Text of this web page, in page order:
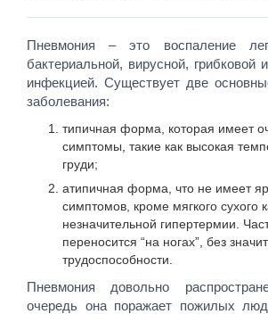
Пневмония – это воспаление
бактериальной, вирусной, грибковой
инфекцией. Существует две
заболевания:
типичная форма, которая имеет
симптомы, такие как высокая
груди;
атипичная форма, что не имеет
симптомов, кроме мягкого сухого
незначительной гипертермии.
переносится “на ногах”, без
трудоспособности.
Пневмония довольно
очередь она поражает пожилых